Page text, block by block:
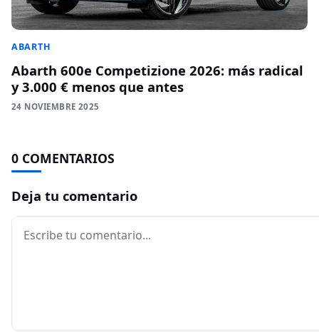
ABARTH
Abarth 600e Competizione 2026: más radical
y 3.000 € menos que antes
24 NOVIEMBRE 2025
0 COMENTARIOS
Deja tu comentario
Comentario